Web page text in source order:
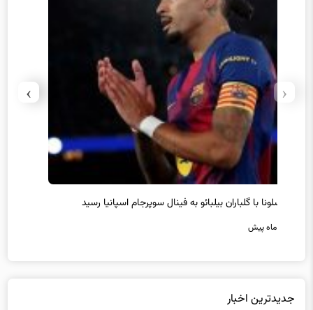
سرمربی جدید تیم هوادار انتخاب شد
7 ماه پیش
‹
›
جدیدترین اخبار